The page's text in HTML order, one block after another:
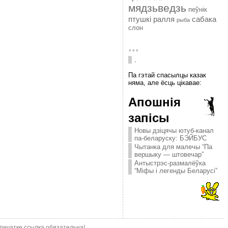
мядзьведзь пеўнік
птушкі ралля рыба сабака
слон
...
.
Па гэтай спасылцы казак
няма, але ёсць цікавае:
Апошнія
запісы
Новы дзіцячы ютуб-канал
па-беларуску: БЭЙБУС
Чытанка для малечы “Па
вершыку — штовечар”
Антыстрэс-размалёўка
“Міфы і легенды Беларусі”